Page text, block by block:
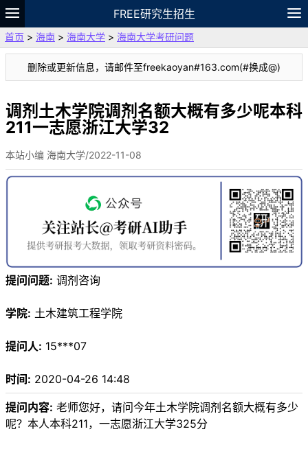
FREE研究生招生
题库
故事 专题 APP 笔记
VIP
资料
首页 > 海南 > 海南大学 > 海南大学考研问题
删除或更新信息，请邮件至freekaoyan#163.com(#换成@)
调剂土木学院调剂名额大概有多少呢本科
211一志愿浙江大学32
本站小编 海南大学/2022-11-08
提问问题: 调剂咨询
学院: 土木建筑工程学院
提问人: 15***07
时间: 2020-04-26 14:48
提问内容: 老师您好，请问今年土木学院调剂名额大概有多少
呢？本人本科211，一志愿浙江大学325分